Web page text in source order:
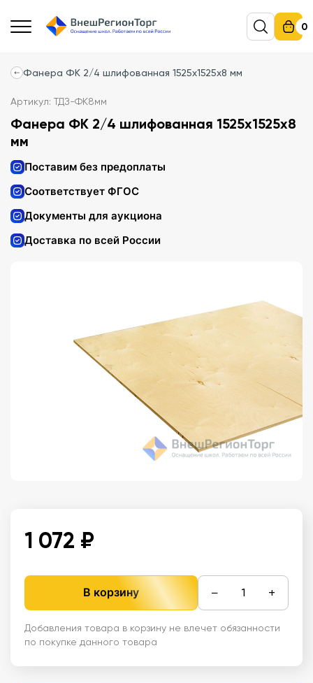
0
Фанера ФК 2/4 шлифованная 1525х1525х8 мм
Артикул: ТДЗ-ФК8мм
Фанера ФК 2/4 шлифованная 1525х1525х8
мм
Поставим без предоплаты
Соответствует ФГОС
Документы для аукциона
Доставка по всей России
1 072 ₽
В корзину − +
Добавления товара в корзину не влечет обязанности
по покупке данного товара